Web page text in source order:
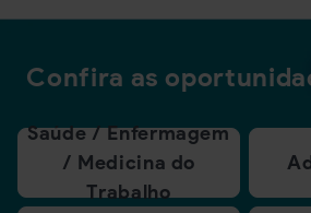
Confira as
Saúde / Enfermagem
/ Medicina do
Trabalho